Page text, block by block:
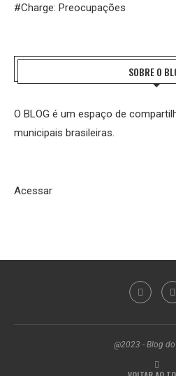
#Charge: Preocupações
SOBRE O
O BLOG é um espaço de
municipais brasileiras.
Acessar
@2023 - Blog